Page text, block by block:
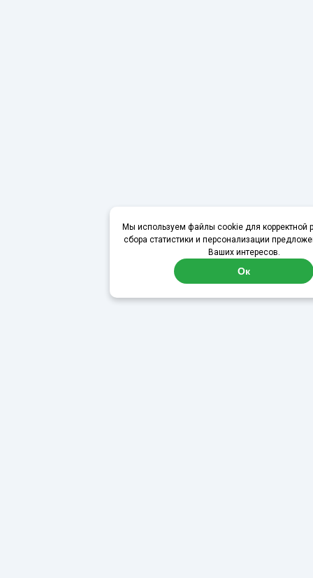
Мы используем файлы cookie для корректной
сбора статистики и персонализации
Ваших интересов.
Ок